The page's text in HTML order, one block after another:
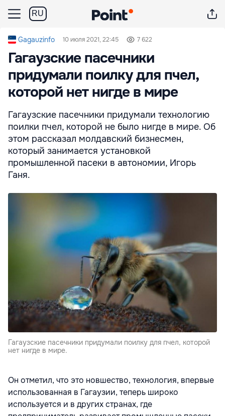
RU
Gagauzinfo 10 июля 2021, 22:45 7 622
Гагаузские пасечники
придумали поилку для пчел,
которой нет нигде в мире
Гагаузские пасечники придумали технологию
поилки пчел, которой не было нигде в мире. Об
этом рассказал молдавский бизнесмен,
который занимается установкой
промышленной пасеки в автономии, Игорь
Ганя.
Гагаузские пасечники придумали поилку для пчел, которой
нет нигде в мире.
Он отметил, что это новшество, технология, впервые
использованная в Гагаузии, теперь широко
используется и в других странах, где